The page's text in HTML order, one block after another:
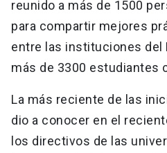
reunido a más de 1500
para compartir mejores
entre las instituciones del
más de 3300 estudiantes
La más reciente de las
dio a conocer en el
los directivos de las